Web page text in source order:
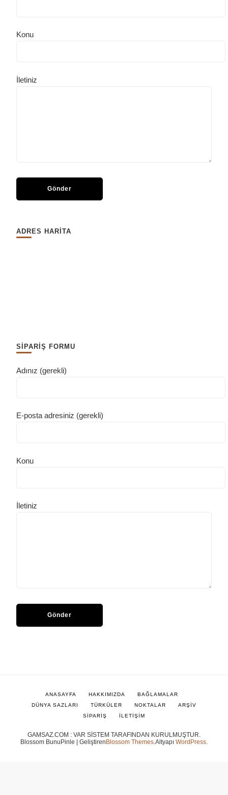
Konu
İletiniz
ADRES HARİTA
SİPARİŞ FORMU
Adınız (gerekli)
E-posta adresiniz (gerekli)
Konu
İletiniz
GAMSAZ.COM : VAR SİSTEM TARAFINDAN KURULMUŞTUR.
Blossom BunuPinle | Geliştiren Blossom Themes .Altyapı WordPress
ANASAYFA HAKKIMIZDA
BAĞLAMALAR
DÜNYA SAZLARI
TÜRKÜLER NOKTALAR
ARŞİV
SİPARİŞ
İLETİŞİM